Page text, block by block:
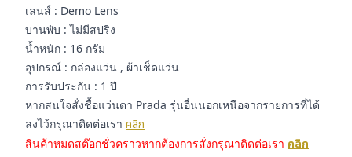
เลนส์ : Demo Lens
บานพับ : ไม่มีสปริง
น้ำหนัก : 16 กรัม
อุปกรณ์ : กล่องแว่น , ผ้าเช็ดแว่น
การรับประกัน : 1 ปี
หากสนใจสั่งชื้อแว่นตา Prada รุ่นอื่นนอกเหนือจากรายการที่ได้
ลงไว้กรุณาติดต่อเรา คลิก
สินค้าหมดสต๊อกชั่วคราวหากต้องการสั่งกรุณาติดต่อเรา คลิก